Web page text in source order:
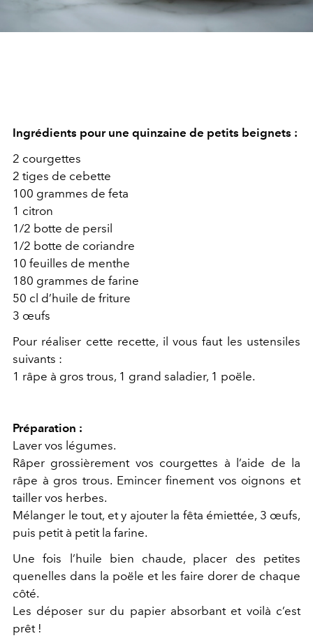
Ingrédients pour une quinzaine de petits beignets :
2 courgettes
2 tiges de cebette
100 grammes de feta
1 citron
1/2 botte de persil
1/2 botte de coriandre
10 feuilles de menthe
180 grammes de farine
50 cl d’huile de friture
3 œufs
Pour réaliser cette recette, il vous faut les ustensiles
suivants :
1 râpe à gros trous, 1 grand saladier, 1 poële.
Préparation :
Laver vos légumes.
Râper grossièrement vos courgettes à l’aide de la
râpe à gros trous. Emincer finement vos oignons et
tailler vos herbes.
Mélanger le tout, et y ajouter la fêta émiettée, 3 œufs,
puis petit à petit la farine.
Une fois l’huile bien chaude, placer des petites
quenelles dans la poële et les faire dorer de chaque
côté.
Les déposer sur du papier absorbant et voilà c’est
prêt !